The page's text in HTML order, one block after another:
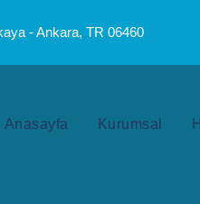
- Ankara, TR 06460
Anasayfa Kurumsal